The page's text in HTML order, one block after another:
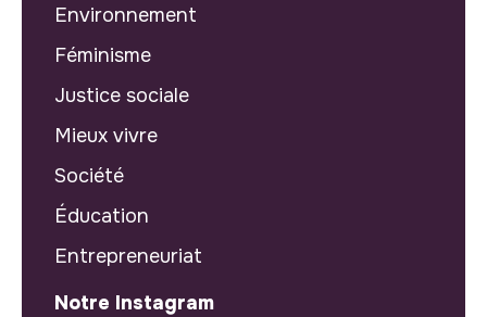
Environnement
Féminisme
Justice sociale
Mieux vivre
Société
Éducation
Entrepreneuriat
Notre Instagram